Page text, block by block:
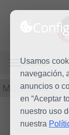
Usamos
navegación,
anuncios o
en “Aceptar
nuestro uso
nuestra
MENÚ
Multimedia